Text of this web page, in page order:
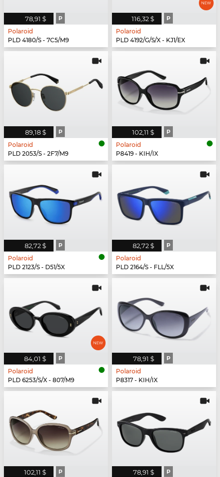
78,91 $ P
Polaroid
PLD 4180/S - 7C5/M9
116,32 $ P
Polaroid
PLD 4192/G/S/X - KJ1/EX
89,18 $ P
Polaroid
PLD 2053/S - 2F7/M9
102,11 $ P
Polaroid
P8419 - KIH/IX
82,72 $ P
Polaroid
PLD 2123/S - D51/5X
82,72 $ P
Polaroid
PLD 2164/S - FLL/5X
84,01 $ P
Polaroid
PLD 6253/S/X - 807/M9
78,91 $ P
Polaroid
P8317 - KIH/IX
102,11 $ P 78,91 $ P